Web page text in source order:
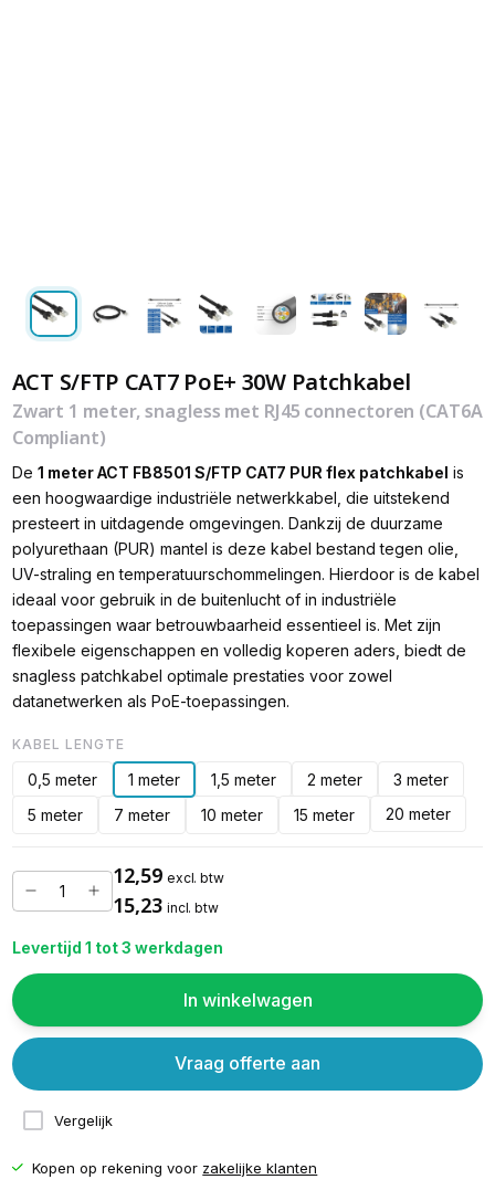
ACT S/FTP CAT7 PoE+ 30W Patchkabel
Zwart 1 meter, snagless met RJ45 connectoren (CAT6A
Compliant)
De 1 meter ACT FB8501 S/FTP CAT7 PUR flex patchkabel is
een hoogwaardige industriële netwerkkabel, die uitstekend
presteert in uitdagende omgevingen. Dankzij de duurzame
polyurethaan (PUR) mantel is deze kabel bestand tegen olie,
UV-straling en temperatuurschommelingen. Hierdoor is de kabel
ideaal voor gebruik in de buitenlucht of in industriële
toepassingen waar betrouwbaarheid essentieel is. Met zijn
flexibele eigenschappen en volledig koperen aders, biedt de
snagless patchkabel optimale prestaties voor zowel
datanetwerken als PoE-toepassingen.
KABEL LENGTE
0,5 meter 1 meter 1,5 meter 2 meter
3 meter
5 meter
7 meter 10 meter 15 meter 20 meter
12,59 excl. btw
15,23 incl. btw
Levertijd 1 tot 3 werkdagen
In winkelwagen
Vergelijk
Vraag offerte aan
Kopen op rekening voor zakelijke klanten